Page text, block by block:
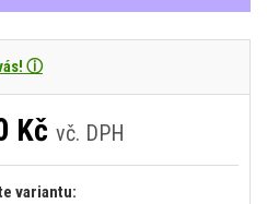
ⓘ
Kč vč. DPH
variantu: